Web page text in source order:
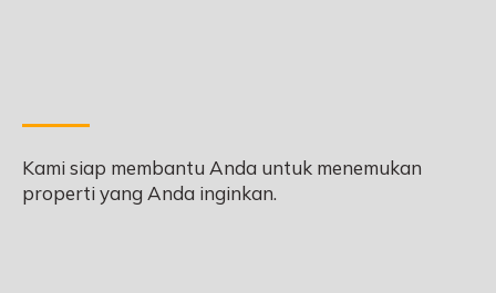
Kami siap membantu Anda untuk menemukan
properti yang Anda inginkan.